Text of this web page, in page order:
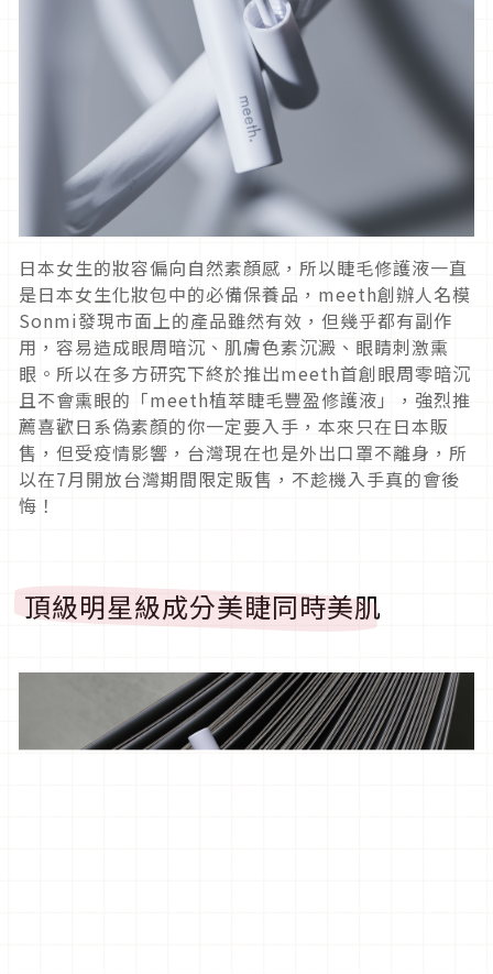
日本女生的妝容偏向自然素顏感，所以睫毛修護液一直
是日本女生化妝包中的必備保養品，meeth創辦人名模
Sonmi發現市面上的產品雖然有效，但幾乎都有副作
用，容易造成眼周暗沉、肌膚色素沉澱、眼睛刺激熏
眼。所以在多方研究下終於推出meeth首創眼周零暗沉
且不會熏眼的「meeth植萃睫毛豐盈修護液」，強烈推
薦喜歡日系偽素顏的你一定要入手，本來只在日本販
售，但受疫情影響，台灣現在也是外出口罩不離身，所
以在7月開放台灣期間限定販售，不趁機入手真的會後
悔！
頂級明星級成分美睫同時美肌